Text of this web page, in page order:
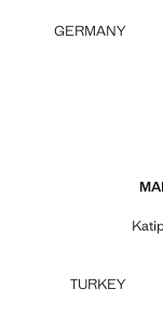
GERMANY
TURKEY